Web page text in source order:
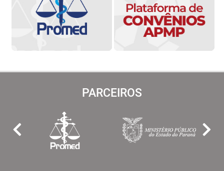
PARCEIROS